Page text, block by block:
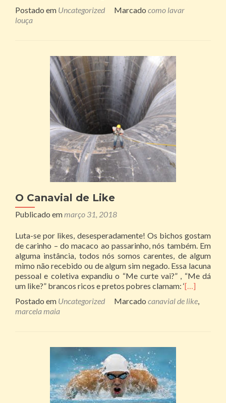
Postado em Uncategorized Marcado como lavar
louça
O Canavial de Like
Publicado emmarço 31, 2018
Luta-se por likes, desesperadamente! Os bichos gostam
de carinho – do macaco ao passarinho, nós também. Em
alguma instância, todos nós somos carentes, de algum
mimo não recebido ou de algum sim negado. Essa lacuna
pessoal e coletiva expandiu o “Me curte vai?” , “Me dá
um like?” brancos ricos e pretos pobres clamam: ‘[…]
Postado em Uncategorized Marcado canavial de like,
marcela maia